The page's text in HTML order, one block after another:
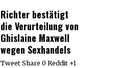
Richter bestätigt
die Verurteilung von
Ghislaine Maxwell
wegen Sexhandels
Tweet Share 0 Reddit +1